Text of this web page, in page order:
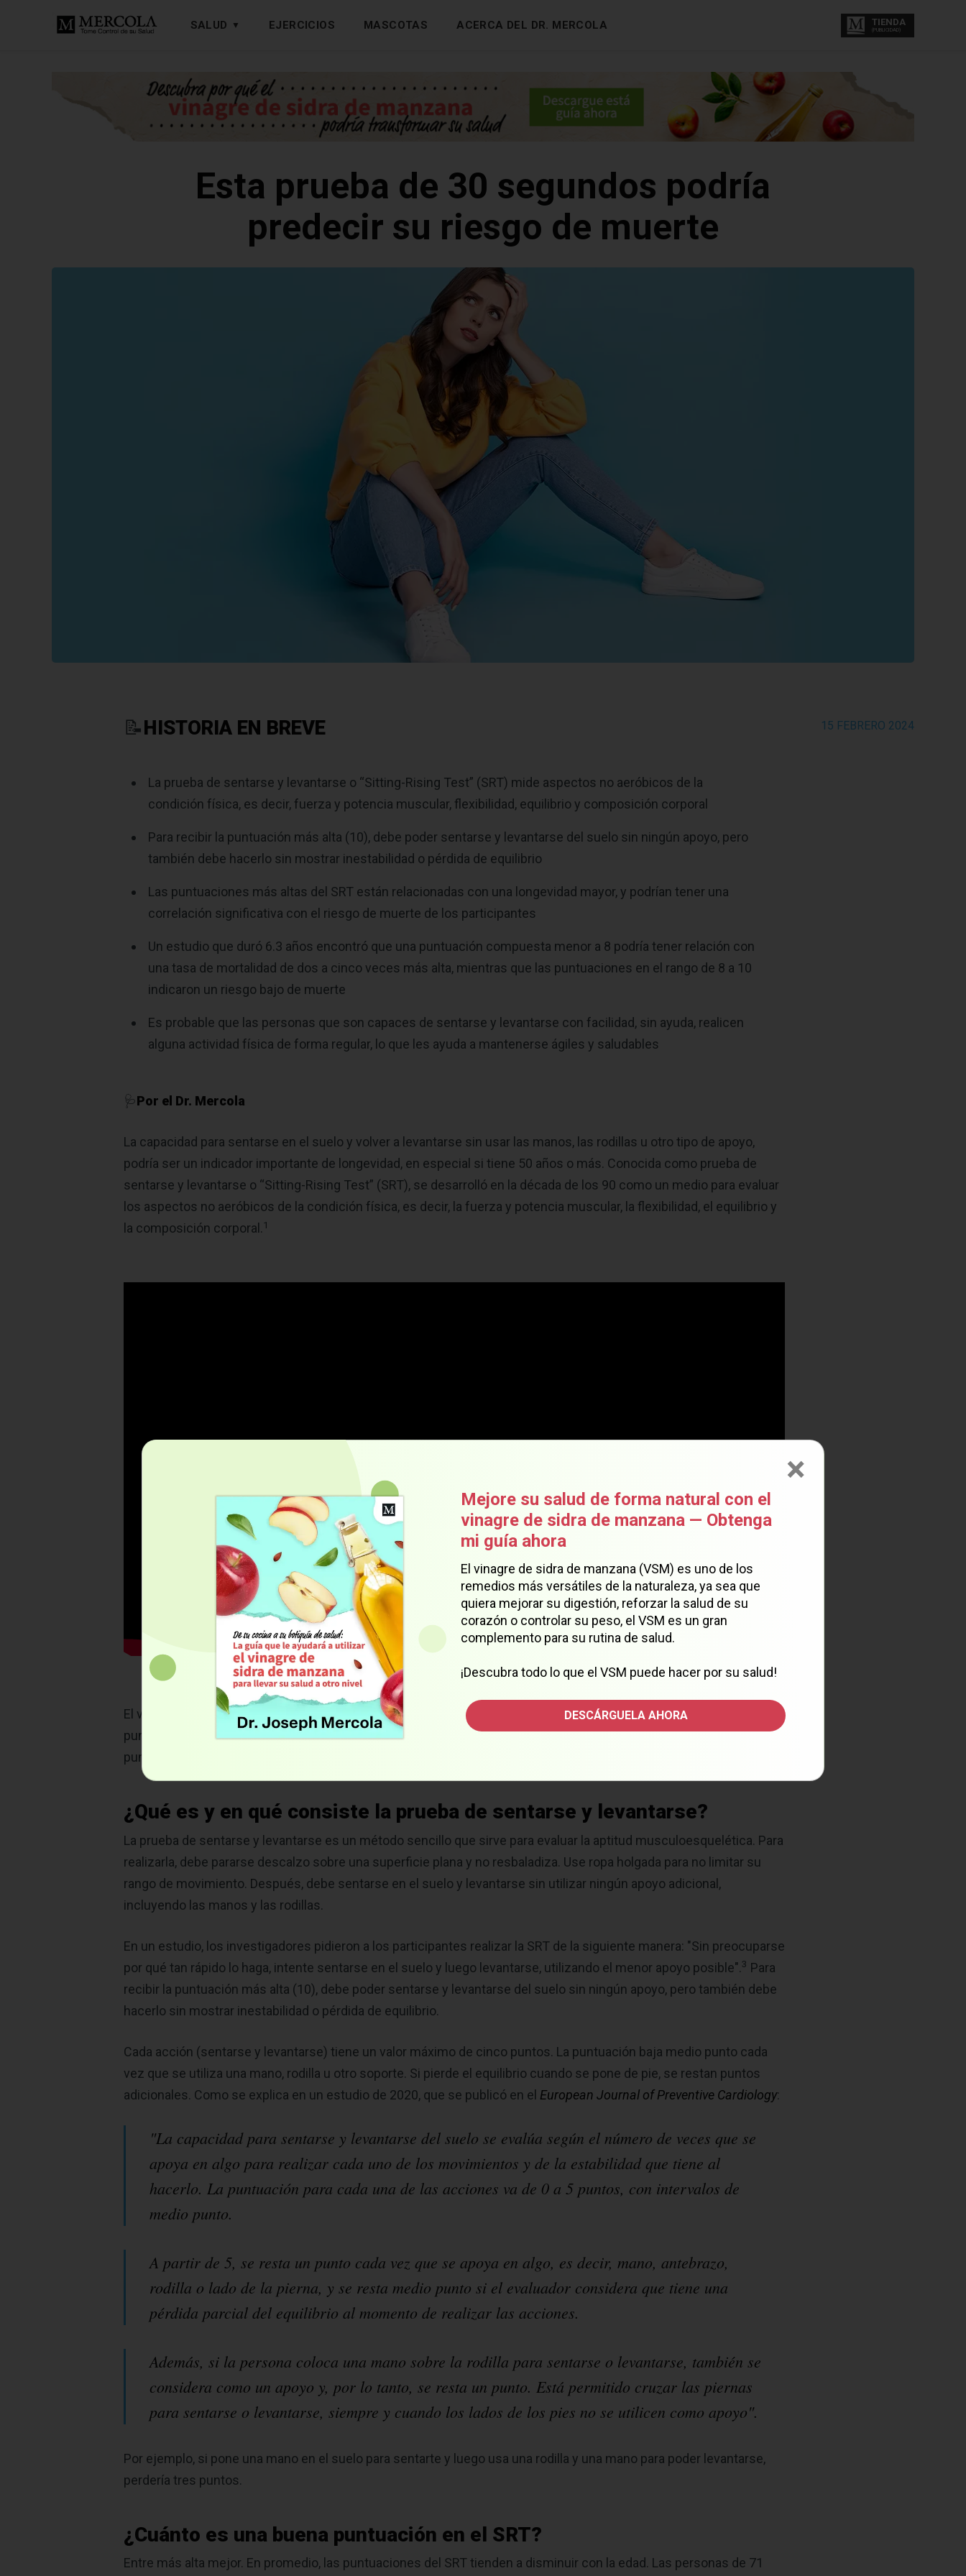
SALUD EJERCICIOS MASCOTAS ACERCA DEL DR. MERCOLA TIENDA
(PUBLICIDAD)
Esta prueba de 30 segundos podría
predecir su riesgo de muerte
15 FEBRERO 2024
📝HISTORIA EN BREVE
La prueba de sentarse y levantarse o “Sitting-Rising Test” (SRT) mide aspectos no aeróbicos de la
condición física, es decir, fuerza y ​​potencia muscular, flexibilidad, equilibrio y composición corporal
Para recibir la puntuación más alta (10), debe poder sentarse y levantarse del suelo sin ningún apoyo, pero
también debe hacerlo sin mostrar inestabilidad o pérdida de equilibrio
Las puntuaciones más altas del SRT están relacionadas con una longevidad mayor, y podrían tener una
correlación significativa con el riesgo de muerte de los participantes
Un estudio que duró 6.3 años encontró que una puntuación compuesta menor a 8 podría tener relación con
una tasa de mortalidad de dos a cinco veces más alta, mientras que las puntuaciones en el rango de 8 a 10
indicaron un riesgo bajo de muerte
Es probable que las personas que son capaces de sentarse y levantarse con facilidad, sin ayuda, realicen
alguna actividad física de forma regular, lo que les ayuda a mantenerse ágiles y saludables
🩺Por el Dr. Mercola
La capacidad para sentarse en el suelo y volver a levantarse sin usar las manos, las rodillas u otro tipo de apoyo,
podría ser un indicador importante de longevidad, en especial si tiene 50 años o más. Conocida como prueba de
sentarse y levantarse o “Sitting-Rising Test” (SRT), se desarrolló en la década de los 90 como un medio para evaluar
los aspectos no aeróbicos de la condición física, es decir, la fuerza y ​​potencia muscular, la flexibilidad, el equilibrio y
la composición corporal.1
El video anterior muestra cómo se realiza el SRT. Su puntuación en esta prueba, que va de cero a 10, siendo 10 la
puntuación perfecta, es un predictor de mortalidad por todas las causas. De hecho, cada aumento de unidad en la
puntuación del SRT es equivalente a un incremento de 21 % en la supervivencia.
¿Qué es y en qué consiste la prueba de sentarse y levantarse?
La prueba de sentarse y levantarse es un método sencillo que sirve para evaluar la aptitud musculoesquelética. Para
realizarla, debe pararse descalzo sobre una superficie plana y no resbaladiza. Use ropa holgada para no limitar su
rango de movimiento. Después, debe sentarse en el suelo y levantarse sin utilizar ningún apoyo adicional,
incluyendo las manos y las rodillas.
En un estudio, los investigadores pidieron a los participantes realizar la SRT de la siguiente manera: "Sin preocuparse
por qué tan rápido lo haga, intente sentarse en el suelo y luego levantarse, utilizando el menor apoyo posible".3 Para
recibir la puntuación más alta (10), debe poder sentarse y levantarse del suelo sin ningún apoyo, pero también debe
hacerlo sin mostrar inestabilidad o pérdida de equilibrio.
Cada acción (sentarse y levantarse) tiene un valor máximo de cinco puntos. La puntuación baja medio punto cada
vez que se utiliza una mano, rodilla u otro soporte. Si pierde el equilibrio cuando se pone de pie, se restan puntos
adicionales. Como se explica en un estudio de 2020, que se publicó en el European Journal of Preventive Cardiology:
"La capacidad para sentarse y levantarse del suelo se evalúa según el número de veces que se
apoya en algo para realizar cada uno de los movimientos y de la estabilidad que tiene al
hacerlo. La puntuación para cada una de las acciones va de 0 a 5 puntos, con intervalos de
medio punto.
A partir de 5, se resta un punto cada vez que se apoya en algo, es decir, mano, antebrazo,
rodilla o lado de la pierna, y se resta medio punto si el evaluador considera que tiene una
pérdida parcial del equilibrio al momento de realizar las acciones.
Además, si la persona coloca una mano sobre la rodilla para sentarse o levantarse, también se
considera como un apoyo y, por lo tanto, se resta un punto. Está permitido cruzar las piernas
para sentarse o levantarse, siempre y cuando los lados de los pies no se utilicen como apoyo".
Por ejemplo, si pone una mano en el suelo para sentarte y luego usa una rodilla y una mano para poder levantarse,
perdería tres puntos.
¿Cuánto es una buena puntuación en el SRT?
Entre más alta mejor. En promedio, las puntuaciones del SRT tienden a disminuir con la edad. Las personas de 71
×
Mejore su salud de forma natural con el
vinagre de sidra de manzana — Obtenga
mi guía ahora
El vinagre de sidra de manzana (VSM) es uno de los
remedios más versátiles de la naturaleza, ya sea que
quiera mejorar su digestión, reforzar la salud de su
corazón o controlar su peso, el VSM es un gran
complemento para su rutina de salud.
¡Descubra todo lo que el VSM puede hacer por su salud!
DESCÁRGUELA AHORA